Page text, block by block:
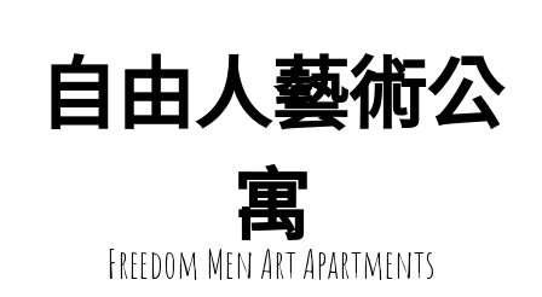
自由人藝術公
寓
Freedom Men Art Apartments